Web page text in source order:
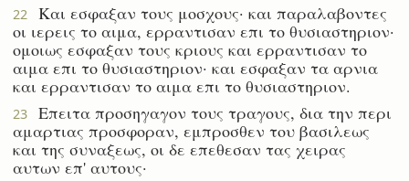
22
Και εσφαξαν τους μοσχους· και παραλαβοντες
οι ιερεις το αιμα, ερραντισαν επι το θυσιαστηριον·
ομοιως εσφαξαν τους κριους και ερραντισαν το
αιμα επι το θυσιαστηριον· και εσφαξαν τα αρνια
και ερραντισαν το αιμα επι το θυσιαστηριον.
23
Επειτα προσηγαγον τους τραγους, δια την περι
αμαρτιας προσφοραν, εμπροσθεν του βασιλεως
και της συναξεως, οι δε επεθεσαν τας χειρας
αυτων επ' αυτους·